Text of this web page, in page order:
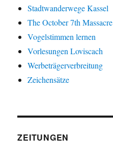
Stadtwanderwege Kassel
The October 7th Massacre
Vogelstimmen lernen
Vorlesungen Loviscach
Werbeträgerverbreitung
Zeichensätze
ZEITUNGEN